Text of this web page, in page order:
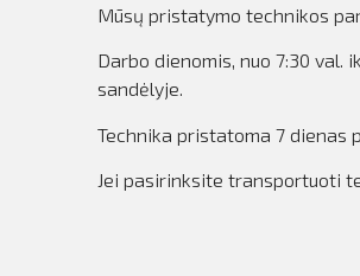
Mūsų pristatymo technikos
Darbo dienomis, nuo 7:30 val.
sandėlyje.
Technika pristatoma 7 dienas
Jei pasirinksite transportuoti